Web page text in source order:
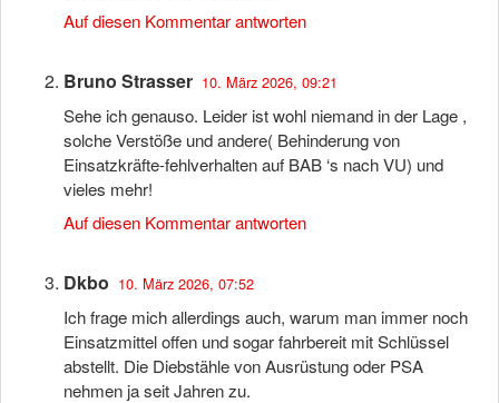
Auf diesen Kommentar antworten
Bruno Strasser 10. März 2026, 09:21
Sehe ich genauso. Leider ist wohl niemand in der Lage ,
solche Verstöße und andere( Behinderung von
Einsatzkräfte-fehlverhalten auf BAB ‘s nach VU) und
vieles mehr!
Auf diesen Kommentar antworten
Dkbo 10. März 2026, 07:52
Ich frage mich allerdings auch, warum man immer noch
Einsatzmittel offen und sogar fahrbereit mit Schlüssel
abstellt. Die Diebstähle von Ausrüstung oder PSA
nehmen ja seit Jahren zu.